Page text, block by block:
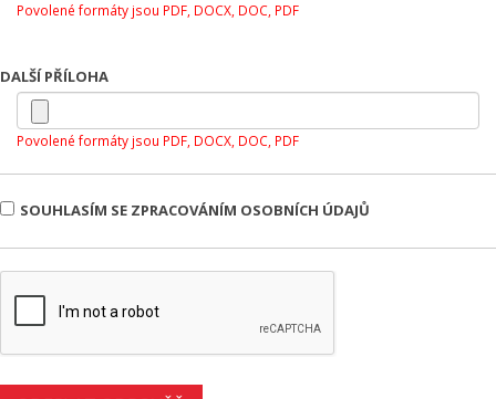
Povolené formáty jsou PDF, DOCX, DOC, PDF
DALŠÍ PŘÍLOHA
Povolené formáty jsou PDF, DOCX, DOC, PDF
SOUHLASÍM SE ZPRACOVÁNÍM OSOBNÍCH ÚDAJŮ